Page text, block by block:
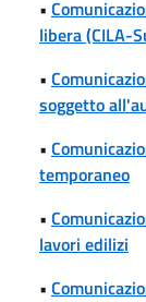
•
libera (CILA-
•
soggetto
•
temporaneo
•
lavori edilizi
•